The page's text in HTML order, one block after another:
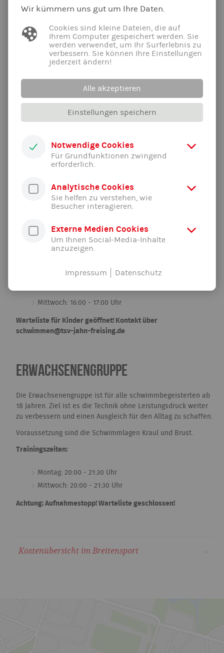
Warteliste für Kinder mit Handicap geöffnet! Kontakt über
schwimmen@tsv-jahn-freising.de
Inklusive Jugendgruppe
Die inklusiven Jugendgruppe ist für den Altersbereich von 12-
27 Jahren. Diese Gruppe richtet sich an alle Jugendlichen mit
hier der Spaß am Schwimmen im Fokus. Diese Gruppe ist mit
dem EISs-Siegel ausgezeichnet (Erlebte inklusive
Montag: 19:00 - 20:00 Uhr (ab 1.1.2026: 18:00 - 19:00 Uhr)
schwimmen@tsv-jahn-freising.de
Jugendgruppe
Die Jugendgruppe ist für den Altersbereich von 12-18 Jahren.
Durch abwechslungsreiches Training ist auch hier der Spaß
Mittwoch: 16:00 - 17:00 Uhr
Warteliste für Kinder geöffnet! Kontakt über
schwimmen@tsv-jahn-freising.de
Erwachsenengruppe
Die Erwachsenengruppe ist für alle schwimmbegeisterten ab
18 Jahren. Ziel ist es die Technik ohne Leistungsdruck weiter
zu verbessern und einen Ausgleich für den Alltag zu schaffen.
Voraussetzung sind die Schwimmlagen Kraul und Brust.
Trainingszeiten:
Montag: 20:00 - 21:30 Uhr
Mittwoch: 20:00 - 21:30 Uhr
Achtung: Aufnahmestopp! Warteliste geschlossen!
Kostenübersicht im Breitensport
Wir kümmern uns gut um Ihre Daten.
Cookies sind kleine Dateien, die auf
Ihrem Computer gespeichert werden. Sie
werden verwendet, um Ihr Surferlebnis zu
verbessern. Sie können Ihre Einstellungen
jederzeit ändern!
Alle akzeptieren
Einstellungen speichern
Notwendige Cookies
Für Grundfunktionen zwingend
erforderlich.
Analytische Cookies
Sie helfen zu verstehen, wie
Besucher interagieren.
Externe Medien Cookies
Um Ihnen Social-Media-Inhalte
anzuzeigen.
Impressum Datenschutz